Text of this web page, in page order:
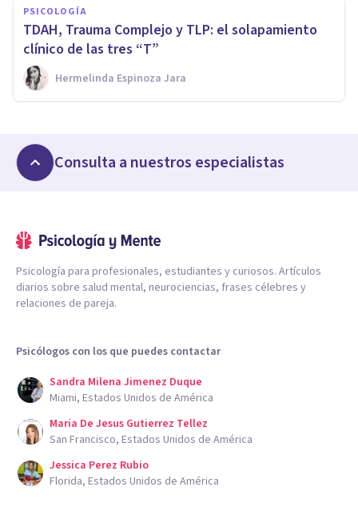
PSICOLOGÍA
TDAH, Trauma Complejo y TLP: el solapamiento
clínico de las tres “T”
Hermelinda Espinoza Jara
Consulta a nuestros especialistas
Psicología para profesionales, estudiantes y curiosos. Artículos
diarios sobre salud mental, neurociencias, frases célebres y
relaciones de pareja.
Psicólogos con los que puedes contactar
Sandra Milena Jimenez Duque
Miami, Estados Unidos de América
Maria De Jesus Gutierrez Tellez
San Francisco, Estados Unidos de América
Jessica Perez Rubio
Florida, Estados Unidos de América